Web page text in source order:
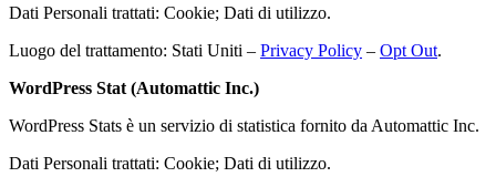
Dati Personali trattati: Cookie; Dati di utilizzo.
Luogo del trattamento: Stati Uniti – Privacy Policy – Opt Out.
WordPress Stat (Automattic Inc.)
WordPress Stats è un servizio di statistica fornito da Automattic Inc.
Dati Personali trattati: Cookie; Dati di utilizzo.